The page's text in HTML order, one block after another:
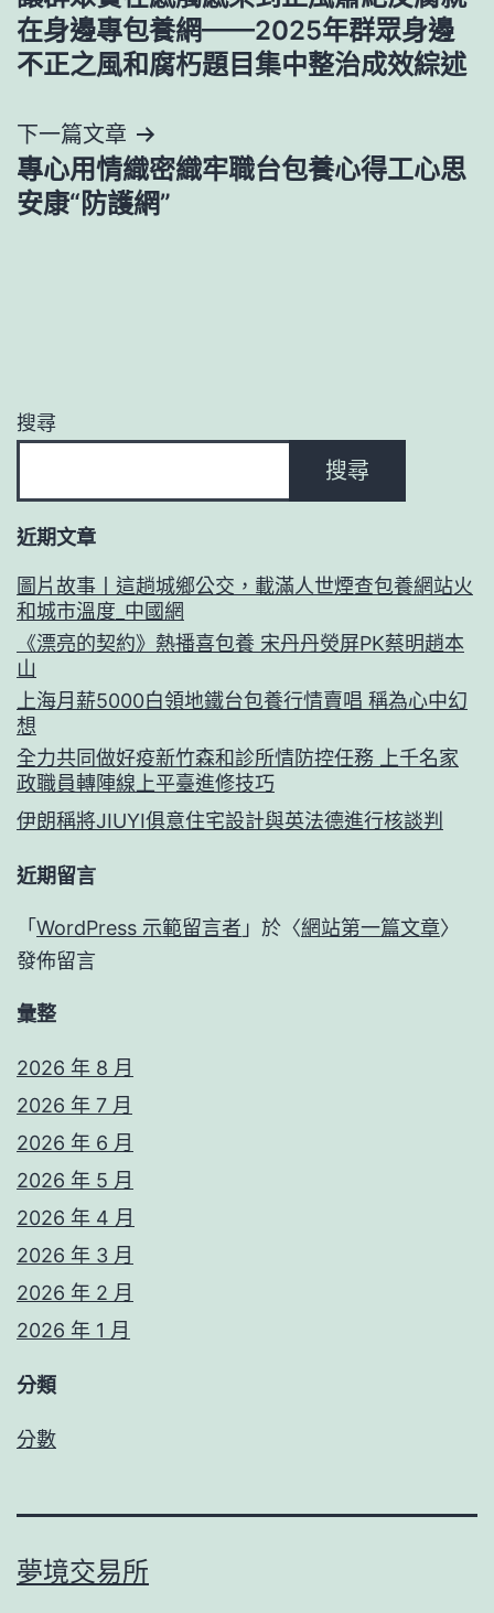
章
導
覽
在身邊專包養網——2025年群眾身邊
不正之風和腐朽題目集中整治成效綜述
下一篇文章
專心用情織密織牢職台包養心得工心思
安康“防護網”
搜尋
搜尋
近期文章
圖片故事丨這趟城鄉公交，載滿人世煙查包養網站火
和城市溫度_中國網
《漂亮的契約》熱播喜包養 宋丹丹熒屏PK蔡明趙本
山
上海月薪5000白領地鐵台包養行情賣唱 稱為心中幻
想
全力共同做好疫新竹森和診所情防控任務 上千名家
政職員轉陣線上平臺進修技巧
伊朗稱將JIUYI俱意住宅設計與英法德進行核談判
近期留言
「 WordPress 示範留言者 」於〈網站第一篇文章〉
發佈留言
彙整
2026 年 8 月
2026 年 7 月
2026 年 6 月
2026 年 5 月
2026 年 4 月
2026 年 3 月
2026 年 2 月
2026 年 1 月
分類
分數
夢境交易所